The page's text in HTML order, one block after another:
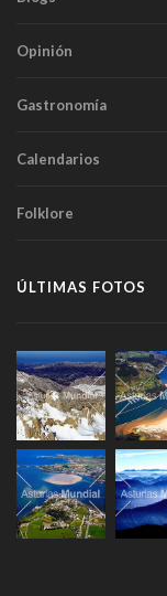
Opinión
Gastronomía
Calendarios
Folklore
ÚLTIMAS FOTOS